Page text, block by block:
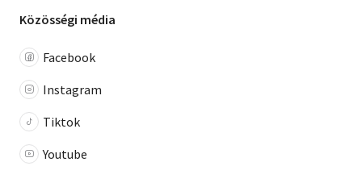
Közösségi média
Facebook
Instagram
Tiktok
Youtube